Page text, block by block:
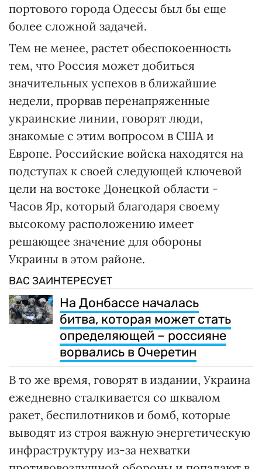
портового города Одессы был бы еще
более сложной задачей.
Тем не менее, растет обеспокоенность
тем, что Россия может добиться
значительных успехов в ближайшие
недели, прорвав перенапряженные
украинские линии, говорят люди,
знакомые с этим вопросом в США и
Европе. Российские войска находятся на
подступах к своей следующей ключевой
цели на востоке Донецкой области -
Часов Яр, который благодаря своему
высокому расположению имеет
решающее значение для обороны
Украины в этом районе.
ВАС ЗАИНТЕРЕСУЕТ
На Донбассе началась
битва, которая может стать
определяющей – россияне
ворвались в Очеретин
В то же время, говорят в издании, Украина
ежедневно сталкивается со шквалом
ракет, беспилотников и бомб, которые
выводят из строя важную энергетическую
инфраструктуру из-за нехватки